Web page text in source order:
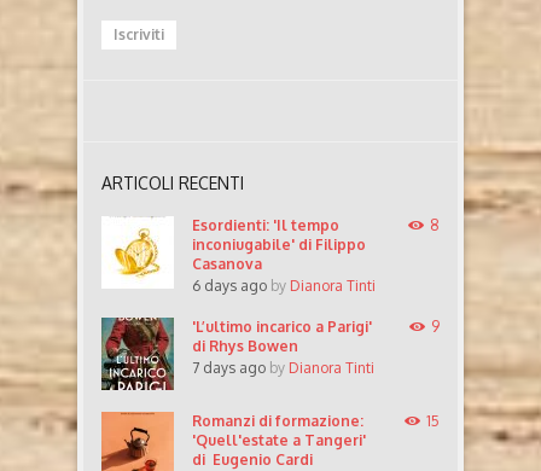
ARTICOLI RECENTI
Esordienti: 'Il tempo
inconiugabile' di Filippo
Casanova
6 days ago by Dianora Tinti
8
'L’ultimo incarico a Parigi'
di Rhys Bowen
7 days ago by Dianora Tinti
9
Romanzi di formazione:
'Quell'estate a Tangeri'
di Eugenio Cardi
15